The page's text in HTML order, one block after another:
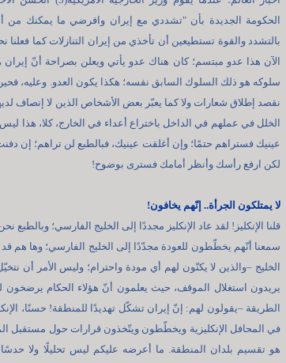
الحكومة الجديدة بأن "تشددي مع إيران وافرضي ما يمكنك من
بالتشدد والقوة تستطيعين أن تأخذي من إيران التنازلات كما
سلوكه هو ذلك السلوك السابق نفسه؛ هكذا يكون العدو. وعليه، فحين
نقصد إطلاق شعارات ولا كما يعبّر بعض الأشخاص الذين لا إنصاف
الخلل في عملهم في الداخل باختراع أعداء في الخارج، كلا، هذا ليس
عينيك فستراهم حتمًا؛ وإن أغلقت عينيك، فبالطبع لن تراهم؛ إن
لكن ارفع رأسك وأنظر أمامك فسترى بوضوح!
لا يمتلكون الجرأة.. إنّهم يخافون!
قلنا الإنكليز! لقد عاد الإنكليز مجددًا إلى الخليج الفارسي؛ وبالطبع
سمعنا أنّهم يخطّطون للعودة مجدّدًا إلى الخليج الفارسي؛ وها هم قد
الخليج –والذين لا يكنّون لهم أي مودة واحترام؛ وليس الأمر أن
يريدون استغلال الموقف، حيث يعلمون أنّ هؤلاء الحكام يرضخون
الطريقة –يقولون لهم: إنّ إيران تشكّل تهديدًا للمنطقة! حسنًا،
في المحافل الإنكليزية ويخطّطون ويتّخذون قرارات حول مستقبل
هو تقسيم بلدان المنطقة. ما أعرضه عليكم ليس تحليلًا ولا